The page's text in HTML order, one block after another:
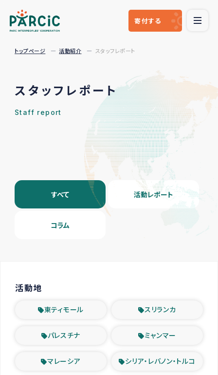
寄付する
トップページ 活動紹介 スタッフレポート
スタッフレポート
Staff report
すべて 活動レポート
コラム
活動地
東ティモール スリランカ
パレスチナ ミャンマー
マレーシア シリア・レバノン・トルコ